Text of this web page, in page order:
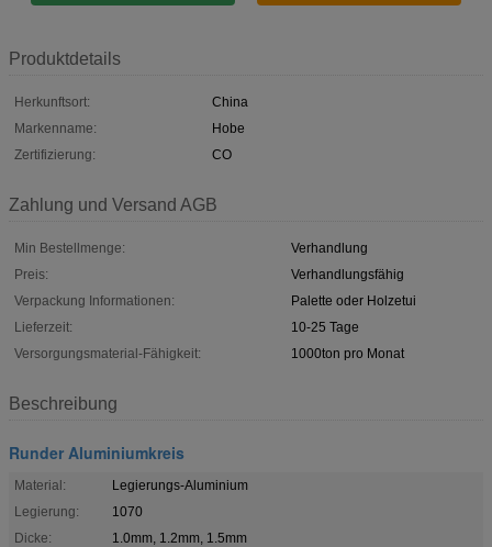
Produktdetails
Herkunftsort:
China
Markenname:
Hobe
Zertifizierung:
CO
Zahlung und Versand AGB
Min Bestellmenge:
Verhandlung
Preis:
Verhandlungsfähig
Verpackung Informationen:
Palette oder Holzetui
Lieferzeit:
10-25 Tage
Versorgungsmaterial-Fähigkeit:
1000ton pro Monat
Beschreibung
Runder Aluminiumkreis
Material:
Legierungs-Aluminium
Legierung:
1070
Dicke:
1.0mm, 1.2mm, 1.5mm